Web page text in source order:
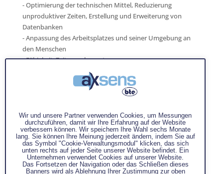
- Optimierung der technischen Mittel, Reduzierung
unproduktiver Zeiten, Erstellung und Erweiterung von
Datenbanken
- Anpassung des Arbeitsplatzes und seiner Umgebung an
den Menschen
- Fähigkeit, Zeiten zu bewerten
Wir und unsere Partner verwenden Cookies, um Messungen
durchzuführen, damit wir Ihre Erfahrung auf der Website
verbessern können. Wir speichern Ihre Wahl sechs Monate
lang. Sie können Ihre Meinung jederzeit ändern, indem Sie auf
das Symbol "Cookie-Verwaltungsmodul" klicken, das sich
unten rechts auf jeder Seite unserer Website befindet. Ein
Unternehmen verwendet Cookies auf unserer Website.
Das Fortsetzen der Navigation oder das Schließen dieses
Banners wird als Ablehnung Ihrer Zustimmung zur oben